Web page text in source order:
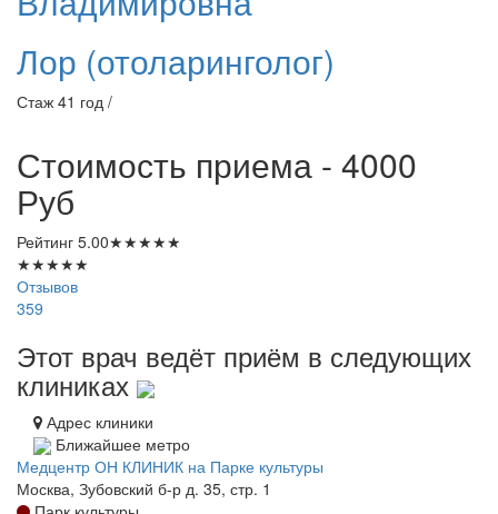
Лор (отоларинголог)
Стаж 41 год /
Стоимость приема - 4000
Руб
Рейтинг 5.00★★★★★
★★★★★
Отзывов
359
Этот врач ведёт приём в следующих
клиниках
Адрес клиники
Ближайшее метро
Медцентр ОН КЛИНИК на Парке культуры
Москва, Зубовский б-р д. 35, стр. 1